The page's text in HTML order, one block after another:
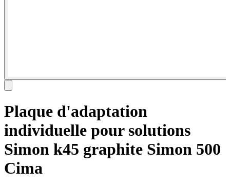
Plaque d'adaptation
individuelle pour solutions
Simon k45 graphite Simon 500
Cima